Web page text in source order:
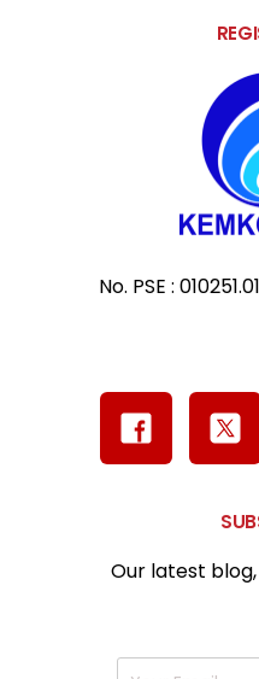
No. PSE :
Our latest